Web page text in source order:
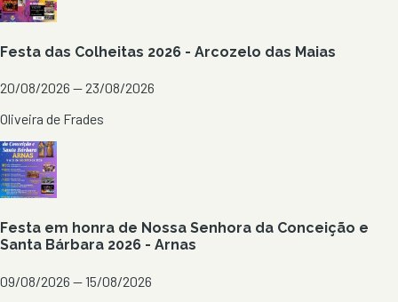
Festa das Colheitas 2026 - Arcozelo das Maias
20/08/2026 — 23/08/2026
Oliveira de Frades
Festa em honra de Nossa Senhora da Conceição e
Santa Bárbara 2026 - Arnas
09/08/2026 — 15/08/2026